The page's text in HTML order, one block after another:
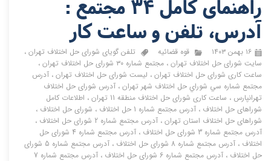
راهنمای کامل 34 مجتمع :
آدرس، تلفن و ساعت کار
۱۶ بهمن ۱۴۰۳ قوه قضائیه تلفن گویای شورای حل اختلاف تهران ،
سایت شورای حل اختلاف تهران ، مجتمع شماره ۳۰ شورای حل اختلاف تهران
،
ساعت کاری شورای حل اختلاف تهران ، لیست شورای حل اختلاف تهران ، آدرس
مجتمع شماره سي شوراي حل اختلاف شهر تهران ، آدرس شورای حل اختلاف
تهرانپارس ، ساعت کاری شورای حل اختلاف منطقه 11 تهران ، اطلاعات کامل
شوراهای حل اختلاف ، آدرس مجتمع شماره 1 حل اختلاف ، شورای حل اختلاف ،
شوراهای حل اختلاف استان تهران ، آدرس مجتمع شماره 2 شورای حل اختلاف
،
آدرس مجتمع شماره 3 شورای حل اختلاف
،
آدرس مجتمع شماره 4 شورای حل
اختلاف ، آدرس مجتمع شماره 8 شورای حل اختلاف ،
آدرس مجتمع شماره 5 شورای
حل اختلاف ، آدرس مجتمع شماره 6 شورای حل اختلاف ،
آدرس مجتمع شماره 7